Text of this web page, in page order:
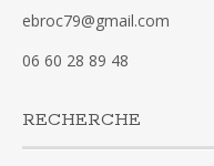
ebroc79@gmail.com
06 60 28 89 48
RECHERCHE